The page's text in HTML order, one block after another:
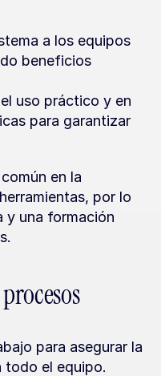
a los equipos
beneficios
uso práctico y en
para garantizar
en la
por lo
y una formación
para asegurar la
todo el equipo.